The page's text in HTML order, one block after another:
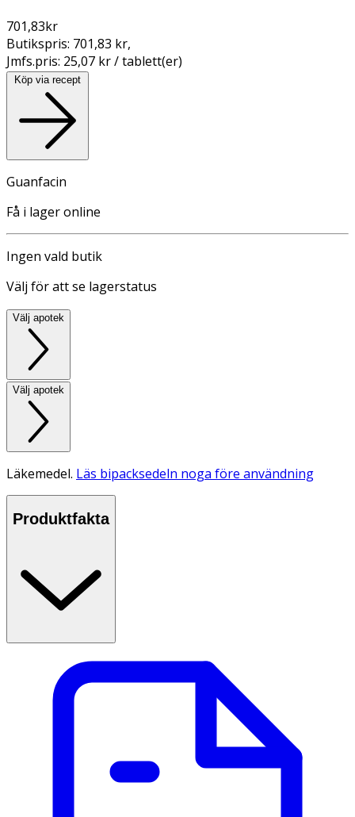
701,83kr
Butikspris: 701,83 kr,
Jmfs.pris: 25,07 kr / tablett(er)
Köp via recept
Guanfacin
Få i lager online
Ingen vald butik
Välj för att se lagerstatus
Välj apotek
Välj apotek
Läkemedel. Läs bipacksedeln noga före användning
Produktfakta